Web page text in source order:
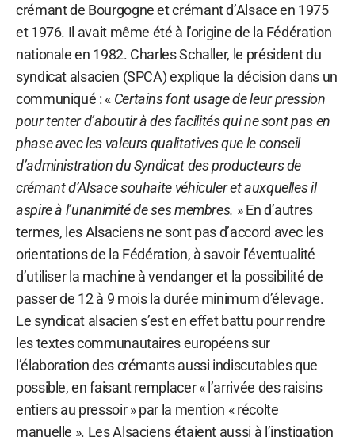
crémant de Bourgogne et crémant d’Alsace en 1975
et 1976. Il avait même été à l’origine de la Fédération
nationale en 1982. Charles Schaller, le président du
syndicat alsacien (SPCA) explique la décision dans un
communiqué : «Certains font usage de leur pression
pour tenter d’aboutir à des facilités qui ne sont pas en
phase avec les valeurs qualitatives que le conseil
d’administration du Syndicat des producteurs de
crémant d’Alsace souhaite véhiculer et auxquelles il
aspire à l’unanimité de ses membres. » En d’autres
termes, les Alsaciens ne sont pas d’accord avec les
orientations de la Fédération, à savoir l’éventualité
d’utiliser la machine à vendanger et la possibilité de
passer de 12 à 9 mois la durée minimum d’élevage.
Le syndicat alsacien s’est en effet battu pour rendre
les textes communautaires européens sur
l’élaboration des crémants aussi indiscutables que
possible, en faisant remplacer « l’arrivée des raisins
entiers au pressoir » par la mention « récolte
manuelle ». Les Alsaciens étaient aussi à l’instigation